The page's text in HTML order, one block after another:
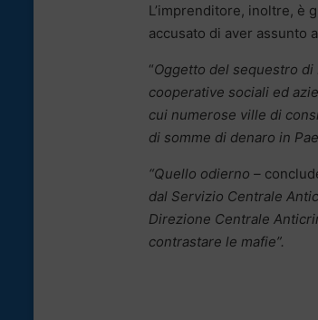
L’imprenditore, inoltre, è
accusato di aver assunto
“Oggetto del sequestro
cooperative sociali ed
cui numerose ville di
di somme di denaro in
“Quello odierno –
dal Servizio Centrale
Direzione Centrale
contrastare le mafie”.